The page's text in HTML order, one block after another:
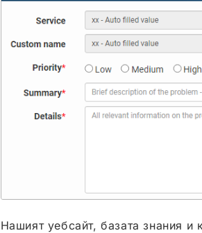
Нашият уебсайт, базата знания и